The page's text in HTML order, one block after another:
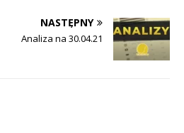
NASTĘPNY
Analiza na 30.04.21